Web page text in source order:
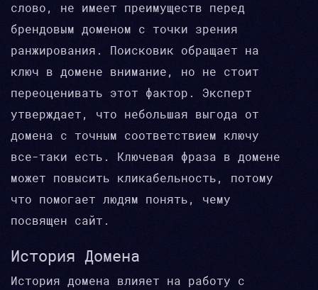
слово, не имеет преимуществ перед
брендовым доменом с точки зрения
ранжирования. Поисковик обращает на
ключ в домене внимание, но не стоит
переоценивать этот фактор. Эксперт
утверждает, что небольшая выгода от
домена с точным соответствием ключу
все-таки есть. Ключевая фраза в домене
может повысить кликабельность, потому
что помогает людям понять, чему
посвящен сайт.
История Домена
История домена влияет на работу с